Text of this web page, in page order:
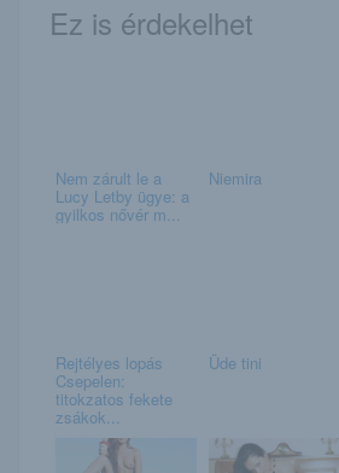
Ez is érdekelhet
Nem zárult le a
Lucy Letby ügye: a
gyilkos nővér m...
Niemira
Rejtélyes lopás
Csepelen:
titokzatos fekete
zsákok...
Üde tini